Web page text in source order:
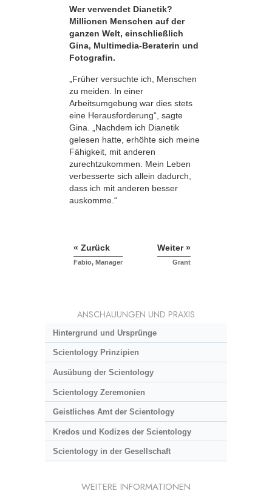
Wer verwendet Dianetik?
Millionen Menschen auf der
ganzen Welt, einschließlich
Gina, Multimedia-Beraterin und
Fotografin.
„Früher versuchte ich, Menschen
zu meiden. In einer
Arbeitsumgebung war dies stets
eine Herausforderung“, sagte
Gina. „Nachdem ich Dianetik
gelesen hatte, erhöhte sich meine
Fähigkeit, mit anderen
zurechtzukommen. Mein Leben
verbesserte sich allein dadurch,
dass ich mit anderen besser
auskomme.“
« Zurück
Fabio, Manager
Weiter »
Grant
ANSCHAUUNGEN UND PRAXIS
Hintergrund und Ursprünge
Scientology Prinzipien
Ausübung der Scientology
Scientology Zeremonien
Geistliches Amt der Scientology
Kredos und Kodizes der Scientology
Scientology in der Gesellschaft
WEITERE INFORMATIONEN